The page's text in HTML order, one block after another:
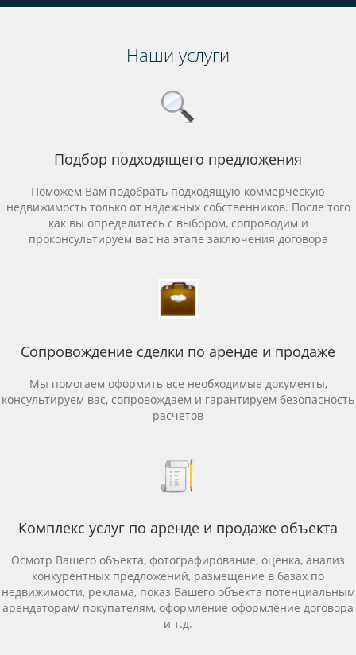
Наши услуги
Подбор подходящего предложения
Поможем Вам подобрать подходящую коммерческую
недвижимость только от надежных собственников. После того
как вы определитесь с выбором, сопроводим и
проконсультируем вас на этапе заключения договора
Сопровождение сделки по аренде и продаже
Мы помогаем оформить все необходимые документы,
консультируем вас, сопровождаем и гарантируем безопасность
расчетов
Комплекс услуг по аренде и продаже объекта
Осмотр Вашего объекта, фотографирование, оценка, анализ
конкурентных предложений, размещение в базах по
недвижимости, реклама, показ Вашего объекта потенциальным
арендаторам/ покупателям, оформление оформление договора
и т.д.